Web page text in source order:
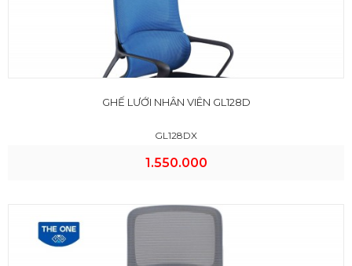
GHẾ LƯỚI NHÂN VIÊN GL128D
GL128DX
1.550.000